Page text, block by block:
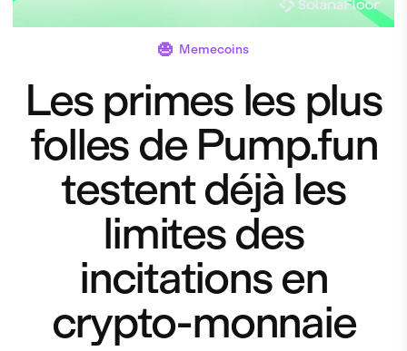
Memecoins
Les primes les plus
folles de Pump.fun
testent déjà les
limites des
incitations en
crypto-monnaie